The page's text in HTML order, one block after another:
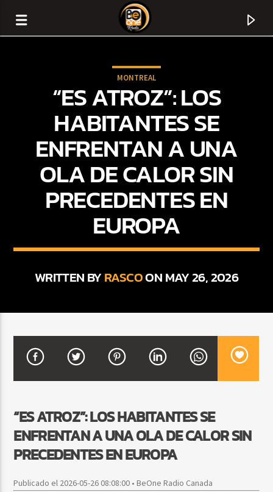
TITLE
VIBRAS TROPICALES
2:00 AM 4:00 AM
Beone Radio
MONTREAL
“ES ATROZ”: LOS
HABITANTES SE
ENFRENTAN A UNA
OLA DE CALOR SIN
PRECEDENTES EN
EUROPA
WRITTEN BYRASCOON MAY 26, 2026
“ES ATROZ”: LOS HABITANTES SE
ENFRENTAN A UNA OLA DE CALOR SIN
PRECEDENTES EN EUROPA
Publicado el 2026-05-26 08:08:00 • BeOne Radio Canada